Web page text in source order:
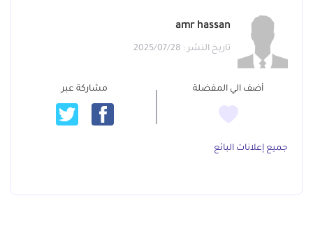
amr hassan
تاريخ النشر : 2025/07/28
أضف الي المفضلة مشاركة عبر
جميع إعلانات البائع